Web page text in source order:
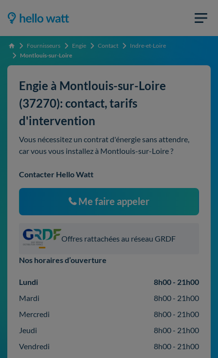
Accueil Fournisseurs Engie Contact
Indre-et-Loire
Montlouis-sur-Loire
Engie à Montlouis-sur-Loire
(37270): contact, tarifs
d'intervention
Vous nécessitez un contrat d'énergie sans attendre,
car vous vous installez à Montlouis-sur-Loire ?
Contacter Hello Watt
Me faire appeler
Offres rattachées au réseau GRDF
Nos horaires d’ouverture
Lundi
8h00 - 21h00
Mardi
8h00 - 21h00
Mercredi
8h00 - 21h00
Jeudi
8h00 - 21h00
Vendredi
8h00 - 21h00